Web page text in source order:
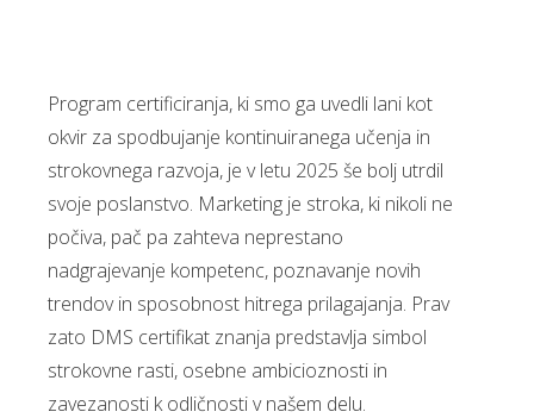
Program certificiranja, ki smo ga uvedli lani kot
okvir za spodbujanje kontinuiranega učenja in
strokovnega razvoja, je v letu 2025 še bolj utrdil
svoje poslanstvo. Marketing je stroka, ki nikoli ne
počiva, pač pa zahteva neprestano
nadgrajevanje kompetenc, poznavanje novih
trendov in sposobnost hitrega prilagajanja. Prav
zato DMS certifikat znanja predstavlja simbol
strokovne rasti, osebne ambicioznosti in
zavezanosti k odličnosti v našem delu.